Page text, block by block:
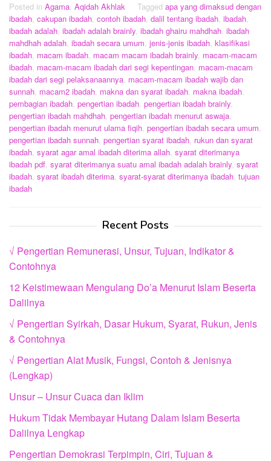
Posted in Agama, Aqidah Akhlak Tagged apa yang dimaksud dengan
ibadah, cakupan ibadah, contoh ibadah, dalil tentang ibadah, ibadah,
ibadah adalah, ibadah adalah brainly, ibadah ghairu mahdhah, ibadah
mahdhah adalah, ibadah secara umum, jenis-jenis ibadah, klasifikasi
ibadah, macam ibadah, macam macam ibadah brainly, macam-macam
ibadah, macam-macam ibadah dari segi kepentingan, macam-macam
ibadah dari segi pelaksanaannya, macam-macam ibadah wajib dan
sunnah, macam2 ibadah, makna dan syarat ibadah, makna ibadah,
pembagian ibadah, pengertian ibadah, pengertian ibadah brainly,
pengertian ibadah mahdhah, pengertian ibadah menurut aswaja,
pengertian ibadah menurut ulama fiqih, pengertian ibadah secara umum,
pengertian ibadah sunnah, pengertian syarat ibadah, rukun dan syarat
ibadah, syarat agar amal ibadah diterima allah, syarat diterimanya
ibadah pdf, syarat diterimanya suatu amal ibadah adalah brainly, syarat
ibadah, syarat ibadah diterima, syarat-syarat diterimanya ibadah, tujuan
ibadah
Recent Posts
√ Pengertian Remunerasi, Unsur, Tujuan, Indikator &
Contohnya
12 Keistimewaan Mengulang Do’a Menurut Islam Beserta
Dalilnya
√ Pengertian Syirkah, Dasar Hukum, Syarat, Rukun, Jenis
& Contohnya
√ Pengertian Alat Musik, Fungsi, Contoh & Jenisnya
(Lengkap)
Unsur – Unsur Cuaca dan Iklim
Hukum Tidak Membayar Hutang Dalam Islam Beserta
Dalilnya Lengkap
Pengertian Demokrasi Terpimpin, Ciri, Tujuan &